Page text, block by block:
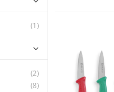
1 Artikel
2Artikel
8Artikel